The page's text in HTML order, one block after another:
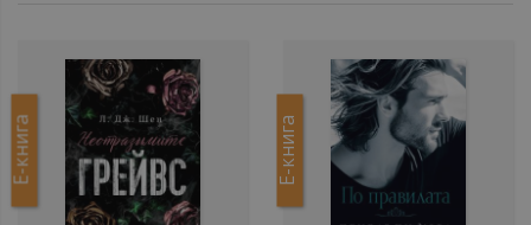
Е-книга Е-книга